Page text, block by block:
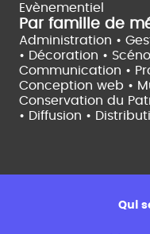
Evènementiel
Par famille de
Administration •
• Décoration •
Communication •
Conception web •
Conservation du
• Diffusion •
Qui